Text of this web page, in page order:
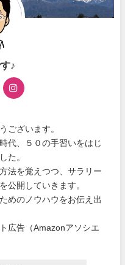
♪
ございます。
代、５０の手習いをはじ
た。
法を覚えつつ、サラリー
公開していきます。
めのノウハウをお伝え出
広告（Amazonアソシエ